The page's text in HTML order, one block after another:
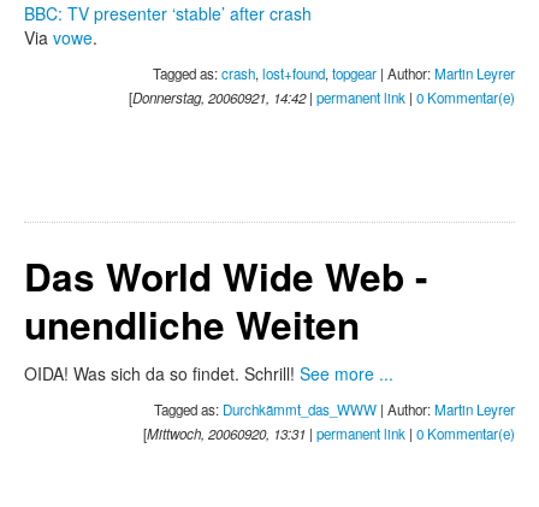
BBC: TV presenter ‘stable’ after crash
Via vowe.
Tagged as:crash, lost+found, topgear | Author:Martin Leyrer
[Donnerstag, 20060921, 14:42| permanent link | 0 Kommentar(e)
Das World Wide Web -
unendliche Weiten
OIDA! Was sich da so findet. Schrill! See more ...
Tagged as: Durchkämmt_das_WWW | Author:Martin Leyrer
[Mittwoch, 20060920, 13:31 | permanent link | 0 Kommentar(e)